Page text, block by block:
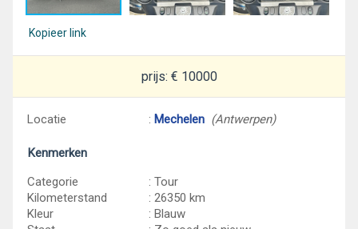
Kopieer link
prijs: € 10000
Locatie : Mechelen (Antwerpen)
Kenmerken
Categorie
: Tour
Kilometerstand
: 26350 km
Kleur
: Blauw